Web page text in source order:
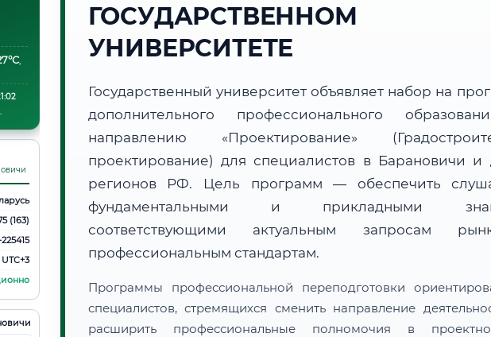
,
(163)
UTC+3
ГОСУДАРСТВЕННОМ
УНИВЕРСИТЕТЕ
Государственный университет объявляет набор на
дополнительного профессионального
направлению «Проектирование»
проектирование) для специалистов в Барановичи и
регионов РФ. Цель программ — обеспечить
фундаментальными и прикладными
соответствующими актуальным запросам
профессиональным стандартам.
Программы профессиональной переподготовки
специалистов, стремящихся сменить направление
расширить профессиональные полномочия в